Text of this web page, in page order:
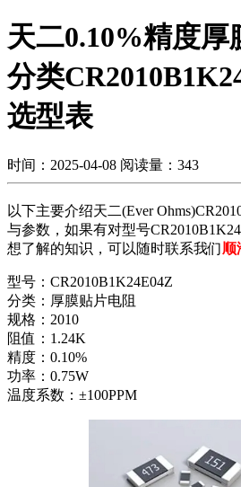
天二0.10%精度厚
分类
选型表
时间：2025-04-08 阅读量：343
以下主要介绍天二(Ever
与参数，如果有对型号
想了解的知识，可以随时联系我们顺
型号：CR2010B1K24E04Z
分类：厚膜贴片电阻
规格：2010
阻值：1.24K
精度：0.10%
功率：0.75W
温度系数：±100PPM